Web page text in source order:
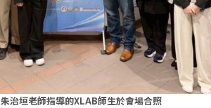
朱治垣老師指導的XLAB師生於會場合照